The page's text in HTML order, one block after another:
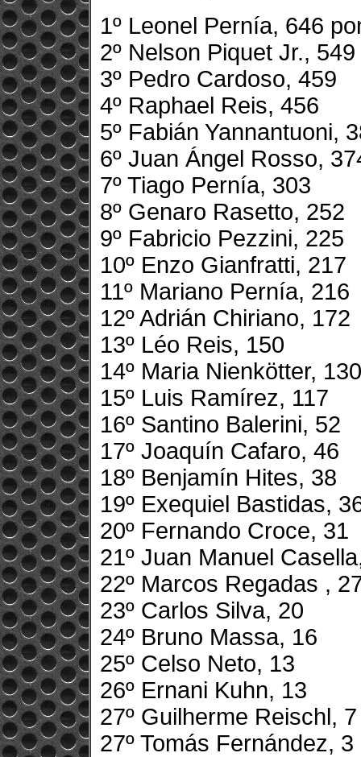
1º Leonel Pernía, 646
2º Nelson Piquet Jr., 549
3º Pedro Cardoso, 459
4º Raphael Reis, 456
5º Fabián Yannantuoni,
6º Juan Ángel Rosso,
7º Tiago Pernía, 303
8º Genaro Rasetto, 252
9º Fabricio Pezzini, 225
10º Enzo Gianfratti, 217
11º Mariano Pernía, 216
12º Adrián Chiriano, 172
13º Léo Reis, 150
14º Maria Nienkötter, 130
15º Luis Ramírez, 117
16º Santino Balerini, 52
17º Joaquín Cafaro, 46
18º Benjamín Hites, 38
19º Exequiel Bastidas,
20º Fernando Croce, 31
21º Juan Manuel
22º Marcos Regadas ,
23º Carlos Silva, 20
24º Bruno Massa, 16
25º Celso Neto, 13
26º Ernani Kuhn, 13
27º Guilherme Reischl, 7
27º Tomás Fernández, 3